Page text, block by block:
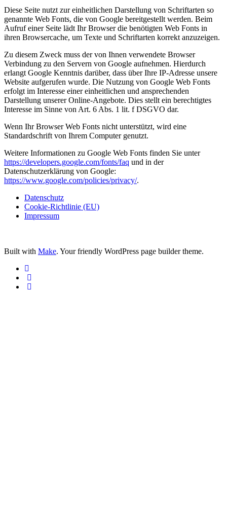
Diese Seite nutzt zur einheitlichen Darstellung von Schriftarten so
genannte Web Fonts, die von Google bereitgestellt werden. Beim
Aufruf einer Seite lädt Ihr Browser die benötigten Web Fonts in
ihren Browsercache, um Texte und Schriftarten korrekt anzuzeigen.
Zu diesem Zweck muss der von Ihnen verwendete Browser
Verbindung zu den Servern von Google aufnehmen. Hierdurch
erlangt Google Kenntnis darüber, dass über Ihre IP-Adresse unsere
Website aufgerufen wurde. Die Nutzung von Google Web Fonts
erfolgt im Interesse einer einheitlichen und ansprechenden
Darstellung unserer Online-Angebote. Dies stellt ein berechtigtes
Interesse im Sinne von Art. 6 Abs. 1 lit. f DSGVO dar.
Wenn Ihr Browser Web Fonts nicht unterstützt, wird eine
Standardschrift von Ihrem Computer genutzt.
Weitere Informationen zu Google Web Fonts finden Sie unter
https://developers.google.com/fonts/faq und in der
Datenschutzerklärung von Google:
https://www.google.com/policies/privacy/.
Datenschutz
Cookie-Richtlinie (EU)
Impressum
Built with Make. Your friendly WordPress page builder theme.